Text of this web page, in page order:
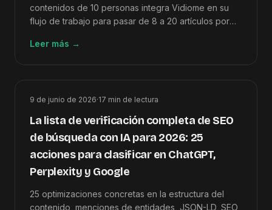
contenidos de 10 personas integra Vidiome en su
flujo de trabajo para pasar de 8 a 20 artículos por
Leer más →
9 de junio de 2026·17 min de lectura
La lista de verificación completa de SEO
de búsqueda con IA para 2026: 25
acciones para clasificar en ChatGPT,
Perplexity y Google
25 optimizaciones concretas en la estructura del
contenido, menciones de entidades, JSON-LD, SEO